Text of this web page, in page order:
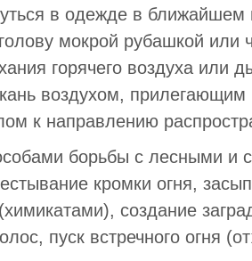
в одежде в
мокрой рубашкой
горячего воздуха или
воздухом, прилегающим
к направлению
борьбы с лесными и
кромки огня,
создание
пуск встречного огня